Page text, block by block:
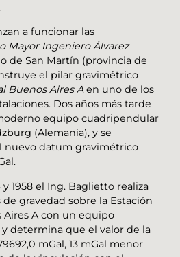
a funcionar las
Mayor Ingeniero Álvarez
de San Martín (provincia de
el pilar gravimétrico
Buenos Aires Aen uno de los
Dos años más tarde
equipo cuadripendular
(Alemania), y se
nuevo datum gravimétrico
1958 el Ing. Baglietto realiza
gravedad sobre la Estación
A con un equipo
determina que el valor de la
mGal, 13 mGal menor